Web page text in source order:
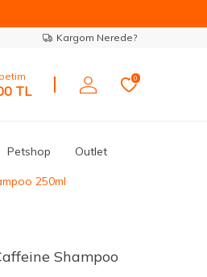
Kargom Nerede?
TL
0
Petshop Outlet
250ml
Shampoo